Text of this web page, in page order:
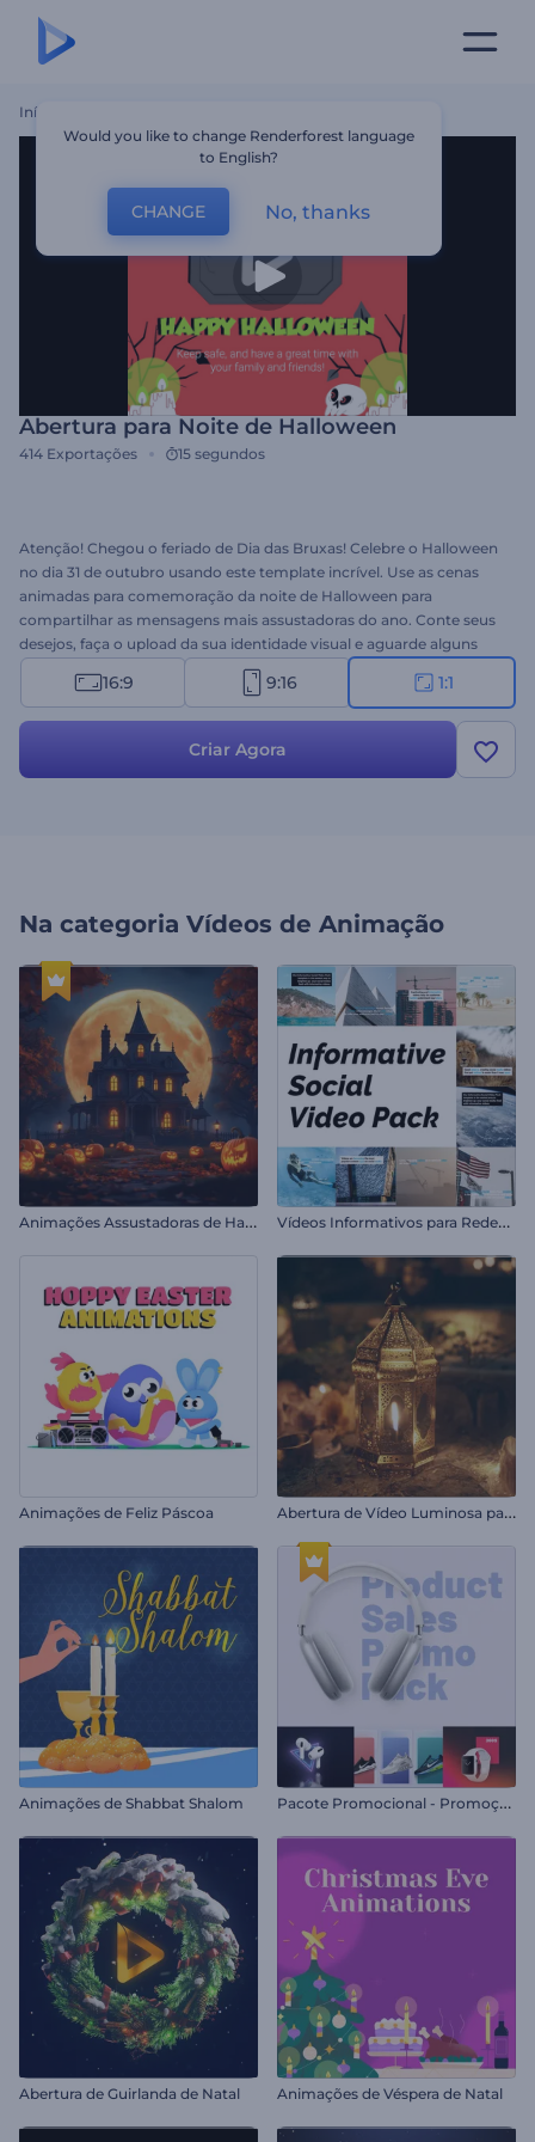
Início
Abertura para Noite de Halloween
414 Exportações 15 segundos
Atenção! Chegou o feriado de Dia das Bruxas! Celebre o Halloween
no dia 31 de outubro usando este template incrível. Use as cenas
animadas para comemoração da noite de Halloween para
compartilhar as mensagens mais assustadoras do ano. Conte seus
desejos, faça o upload da sua identidade visual e aguarde alguns
minutos para obter uma animação profissional em vídeo. Use em
aberturas de festas, convites, vídeos de Halloween nas redes,
16:9 9:16 1:1
Criar Agora
Na categoria Vídeos de Animação
A
nimações Assustadoras de Halloween V
ídeos Informativos para Redes Sociais
Animações de Feliz Páscoa A
bertura de Vídeo Luminosa para o Ramadã
Animações de Shabbat Shalom P
acote Promocional - Promoção de Produtos
Abertura de Guirlanda de Natal Animações de Véspera de Natal
Would you like to change Renderforest language
to English?
CHANGE No, thanks